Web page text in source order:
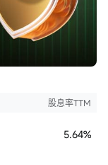
股息率TTM
5.64%